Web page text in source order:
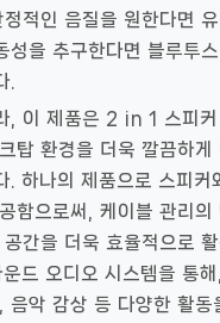
적인 음질을 원한다면
성을 추구한다면 블루투
.
, 이 제품은 2 in 1 스피커
탑 환경을 더욱 깔끔하게
. 하나의 제품으로 스피커
함으로써, 케이블 관리의
간을 더욱 효율적으로
드 오디오 시스템을 통
음악 감상 등 다양한 활동